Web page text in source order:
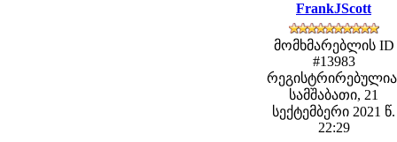
FrankJScott
მომხმარებლის ID
#13983
სამშაბათი, 21
სექტემბერი 2021 წ.
22:29